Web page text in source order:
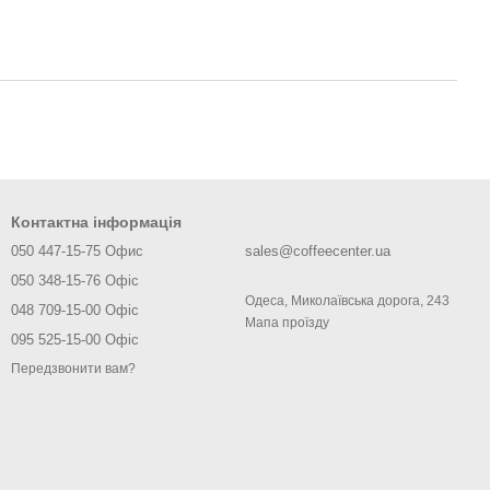
Контактна інформація
050 447-15-75 Офис
050 348-15-76 Офіс
048 709-15-00 Офіс
095 525-15-00 Офіс
Передзвонити вам?
sales@coffeecenter.ua
Одеса, Миколаївська дорога, 243
Мапа проїзду